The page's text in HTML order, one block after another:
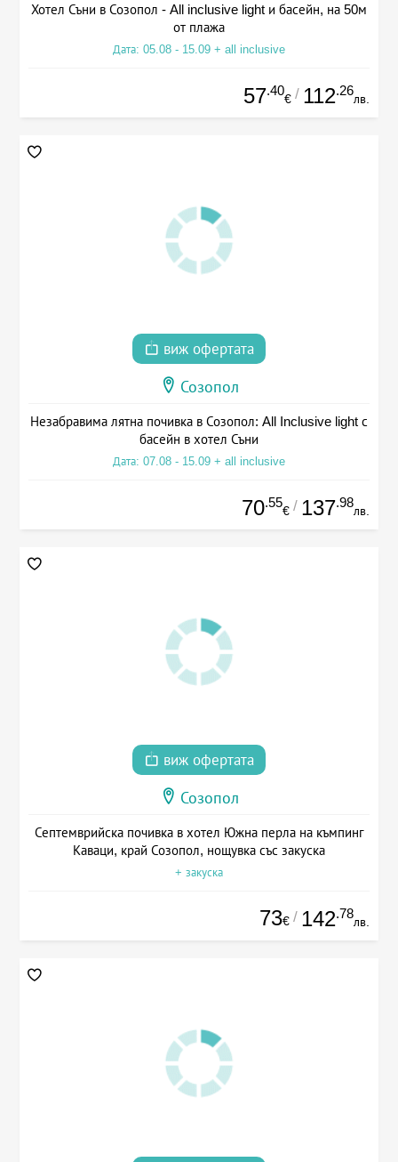
Хотел Съни в Созопол - All inclusive light и басейн, на 50м
от плажа
Дата: 05.08 - 15.09 + all inclusive
57.40
€ / 112.26
лв.
виж офертата
Созопол
Незабравима лятна почивка в Созопол: All Inclusive light с
басейн в хотел Съни
Дата: 07.08 - 15.09 + all inclusive
70.55
€ / 137.98
лв.
виж офертата
Созопол
Септемврийска почивка в хотел Южна перла на къмпинг
Каваци, край Созопол, нощувка със закуска
+ закуска
73€ / 142.78
лв.